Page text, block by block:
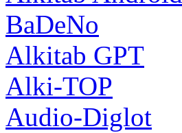
BaDeNo
Alkitab GPT
Alki-TOP
Audio-Diglot